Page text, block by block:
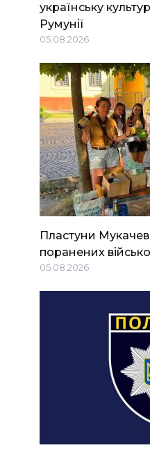
українську
Румунії
05.08.2026
Пластуни
поранених
05.08.2026